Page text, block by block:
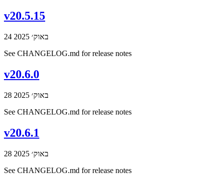
v20.5.15
24 באוק׳ 2025
See CHANGELOG.md for release notes
v20.6.0
28 באוק׳ 2025
See CHANGELOG.md for release notes
v20.6.1
28 באוק׳ 2025
See CHANGELOG.md for release notes